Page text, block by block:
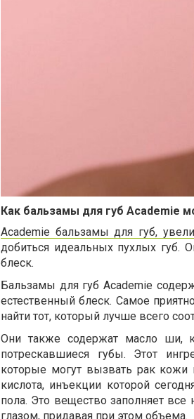
Как бальзамы для губ Academie
Academie бальзамы для губ,
добиться идеальных пухлых
блеск.
Бальзамы для губ Academie
естественный блеск. Самое
найти тот, который лучше всего
Они также содержат масло ши,
потрескавшиеся губы. Этот
которые могут вызвать рак кожи
кислота, инъекции которой
пола. Это вещество заполняет
глазом, придавая при этом объема.